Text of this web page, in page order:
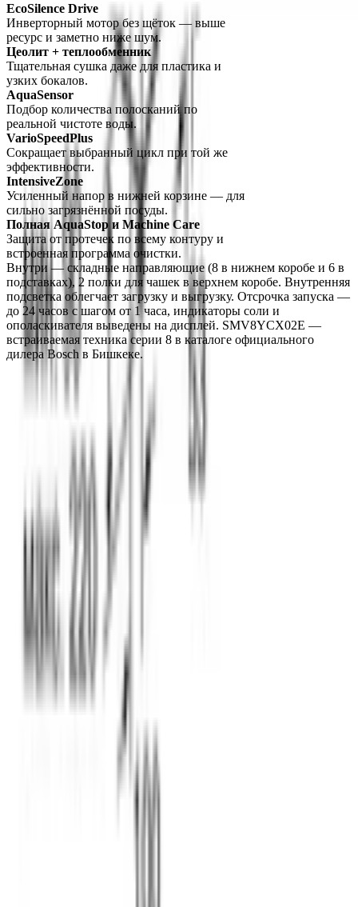
EcoSilence Drive
Инверторный мотор без щёток — выше
ресурс и заметно ниже шум.
Цеолит + теплообменник
Тщательная сушка даже для пластика и
узких бокалов.
AquaSensor
Подбор количества полосканий по
реальной чистоте воды.
VarioSpeedPlus
Сокращает выбранный цикл при той же
эффективности.
IntensiveZone
Усиленный напор в нижней корзине — для
сильно загрязнённой посуды.
Полная AquaStop и Machine Care
Защита от протечек по всему контуру и
встроенная программа очистки.
Внутри — складные направляющие (8 в нижнем коробе и 6 в
подставках), 2 полки для чашек в верхнем коробе. Внутренняя
подсветка облегчает загрузку и выгрузку. Отсрочка запуска —
до 24 часов с шагом от 1 часа, индикаторы соли и
ополаскивателя выведены на дисплей. SMV8YCX02E —
встраиваемая техника серии 8 в каталоге официального
дилера Bosch в Бишкеке.
О компании
Официальный дилер бытовой техники Bosch в Кыргызстане с
1998 года. Гарантия качества и профессиональный сервис.
Доставка
Кондиционеры Чистка и уход
+996 (500) 389-300
info@aurora.kg
Ибраимова, 40